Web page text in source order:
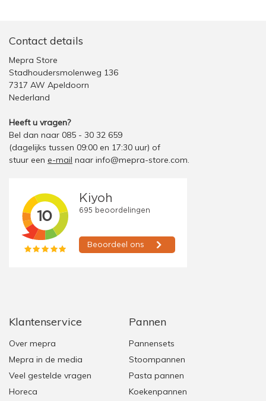
Contact details
Mepra Store
Stadhoudersmolenweg 136
7317 AW Apeldoorn
Nederland
Heeft u vragen?
Bel dan naar 085 - 30 32 659
(dagelijks tussen 09:00 en 17:30 uur) of
stuur een e-mail naar info@mepra-store.com.
Klantenservice
Over mepra
Mepra in de media
Veel gestelde vragen
Horeca
Pannen
Pannensets
Stoompannen
Pasta pannen
Koekenpannen